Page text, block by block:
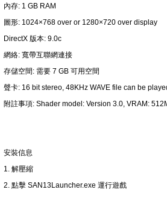
內存: 1 GB RAM
圖形: 1024×768 over or 1280×720 over display
DirectX 版本: 9.0c
網絡: 寬帶互聯網連接
存儲空間: 需要 7 GB 可用空間
聲卡: 16 bit stereo, 48KHz WAVE file can be
附註事項: Shader model: Version 3.0, VRAM:
安裝信息
1. 解壓縮
2. 點擊 SAN13Launcher.exe 運行遊戲